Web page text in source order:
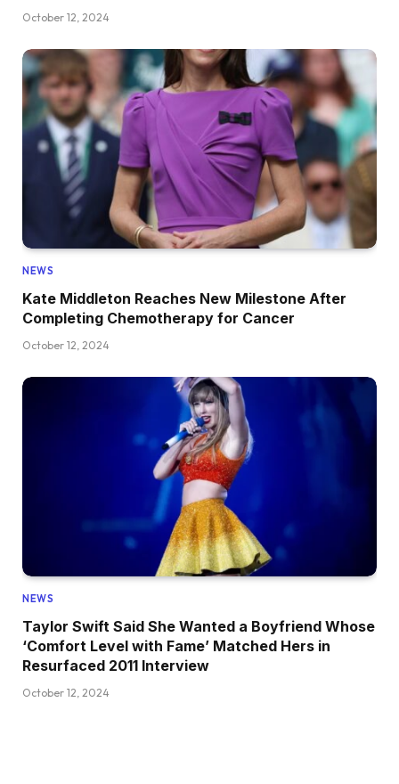
October 12, 2024
NEWS
Kate Middleton Reaches New Milestone After
Completing Chemotherapy for Cancer
October 12, 2024
NEWS
Taylor Swift Said She Wanted a Boyfriend Whose
‘Comfort Level with Fame’ Matched Hers in
Resurfaced 2011 Interview
October 12, 2024